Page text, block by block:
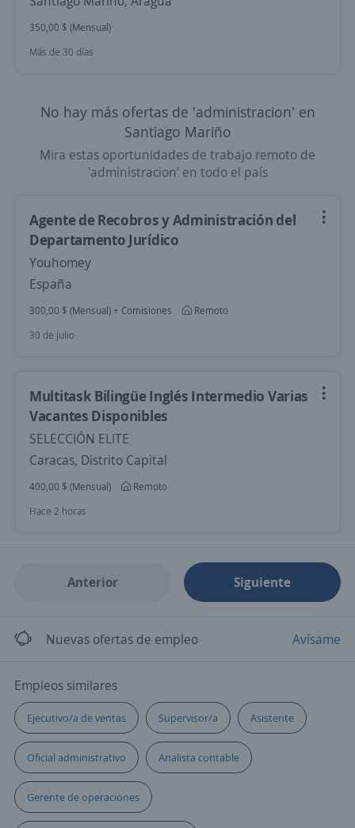
350,00 $ (Mensual)
Más de 30 días
No hay más ofertas de 'administracion' en
Santiago Mariño
Mira estas oportunidades de trabajo remoto de
'administracion' en todo el país
Agente de Recobros y Administración del
Departamento Jurídico
Youhomey
España
300,00 $ (Mensual) + Comisiones
Remoto
30 de julio
Multitask Bilingüe Inglés Intermedio Varias
Vacantes Disponibles
SELECCIÓN ELITE
Caracas, Distrito Capital
400,00 $ (Mensual)
Remoto
Hace 2 horas
Anterior Siguiente
Nuevas ofertas de empleo Avísame
Empleos similares
Ejecutivo/a de ventas Supervisor/a Asistente
Oficial administrativo Analista contable
Gerente de operaciones